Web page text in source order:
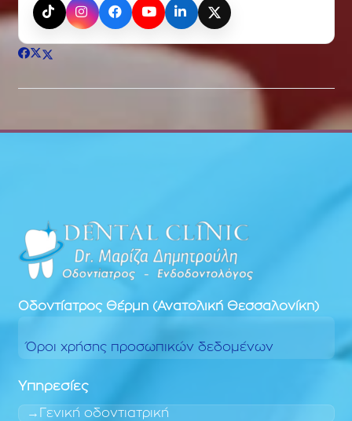
TikTokInstagramFacebookYouTubeLinkedInX (Twitter)
Οδοντίατρος Θέρμη (Ανατολική Θεσσαλονίκη)
Όροι χρήσης προσωπικών δεδομένων
Υπηρεσίες
Γενική οδοντιατρική